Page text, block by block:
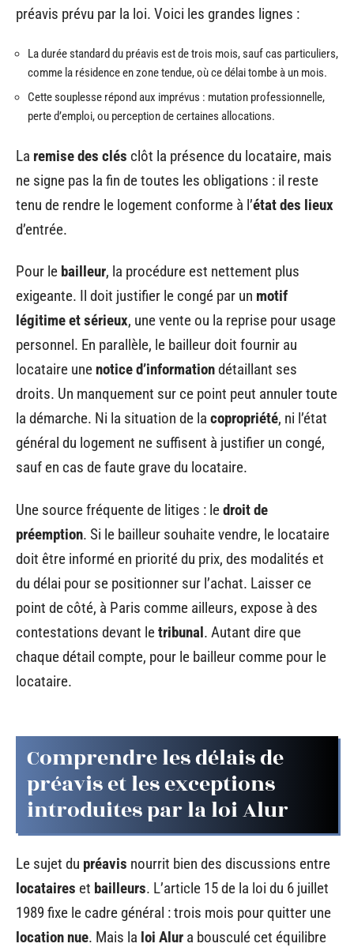
préavis prévu par la loi. Voici les grandes lignes :
La durée standard du préavis est de trois mois, sauf cas particuliers,
comme la résidence en zone tendue, où ce délai tombe à un mois.
Cette souplesse répond aux imprévus : mutation professionnelle,
perte d’emploi, ou perception de certaines allocations.
La remise des clés clôt la présence du locataire, mais
ne signe pas la fin de toutes les obligations : il reste
tenu de rendre le logement conforme à l’état des lieux
d’entrée.
Pour le bailleur, la procédure est nettement plus
exigeante. Il doit justifier le congé par un motif
légitime et sérieux, une vente ou la reprise pour usage
personnel. En parallèle, le bailleur doit fournir au
locataire une notice d’informationdétaillant ses
droits. Un manquement sur ce point peut annuler toute
la démarche. Ni la situation de la copropriété, ni l’état
général du logement ne suffisent à justifier un congé,
sauf en cas de faute grave du locataire.
Une source fréquente de litiges : ledroit de
préemption. Si le bailleur souhaite vendre, le locataire
doit être informé en priorité du prix, des modalités et
du délai pour se positionner sur l’achat. Laisser ce
point de côté, à Paris comme ailleurs, expose à des
contestations devant letribunal. Autant dire que
chaque détail compte, pour le bailleur comme pour le
locataire.
Comprendre les délais de
préavis et les exceptions
introduites par la loi Alur
Le sujet du préavis nourrit bien des discussions entre
locataires et bailleurs. L’article 15 de la loi du 6 juillet
1989 fixe le cadre général : trois mois pour quitter une
location nue. Mais la loi Alur a bousculé cet équilibre